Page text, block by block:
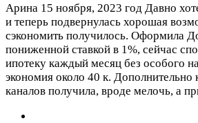
Арина 15 ноября, 2023 год Давно
и теперь подвернулась хорошая
сэкономить получилось. Оформила
пониженной ставкой в 1%, сейчас
ипотеку каждый месяц без особого
экономия около 40 к. Дополнительно
каналов получила, вроде мелочь, а